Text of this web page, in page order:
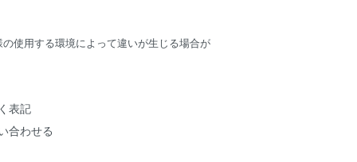
使用する環境によって違いが生じる場合が
表記
合わせる